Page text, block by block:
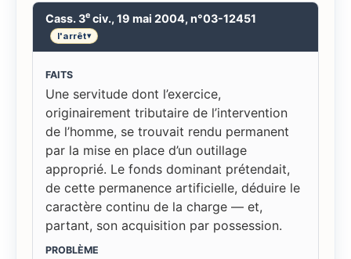
Cass. 3e civ., 19 mai 2004, n°03-12451
l'arrêt▾
FAITS
Une servitude dont l’exercice,
originairement tributaire de l’intervention
de l’homme, se trouvait rendu permanent
par la mise en place d’un outillage
approprié. Le fonds dominant prétendait,
de cette permanence artificielle, déduire le
caractère continu de la charge — et,
partant, son acquisition par possession.
PROBLÈME